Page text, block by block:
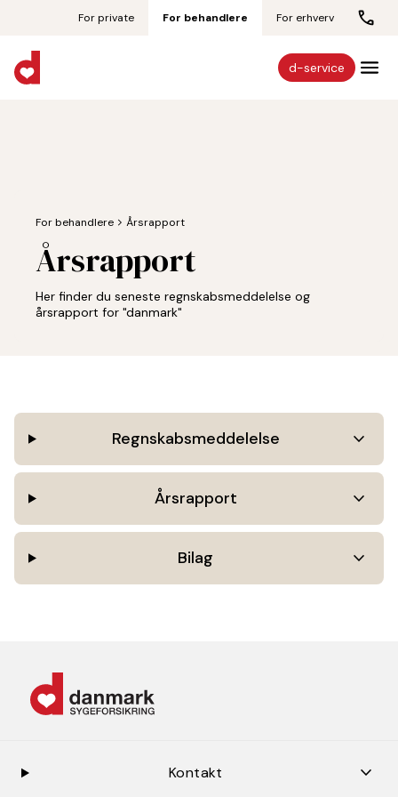
For private For behandlere For erhverv
d-service
For behandlere chevron_forward Årsrapport
Årsrapport
Her finder du seneste regnskabsmeddelelse og
årsrapport for "danmark"
Regnskabsmeddelelse
Årsrapport
Bilag
Kontakt